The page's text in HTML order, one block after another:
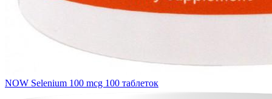
NOW Selenium 100 mcg 100 таблеток